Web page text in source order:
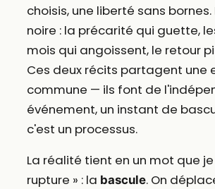
choisis, une liberté sans bornes.
noire : la précarité qui guette,
mois qui angoissent, le retour
Ces deux récits partagent une
commune — ils font de
événement, un instant de
c'est un processus.
La réalité tient en un mot que
rupture » : la bascule. On